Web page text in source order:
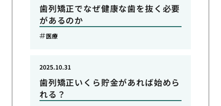
歯列矯正でなぜ健康な歯を抜く必要
があるのか
医療
歯列矯正いくら貯金があれば始めら
れる？
2025.10.31